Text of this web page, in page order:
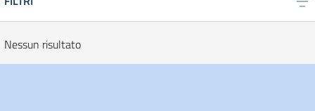
Nessun risultato